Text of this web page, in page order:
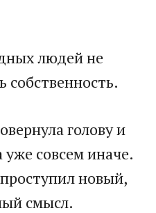
людей не
собственность.
голову и
совсем иначе.
новый,
смысл.